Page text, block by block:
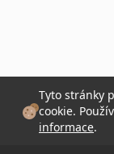
Tyto stránky
cookie.
informace.